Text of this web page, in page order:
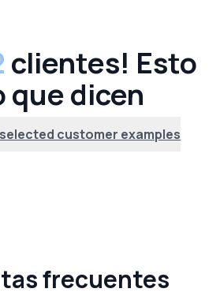
clientes! Esto
que dicen
customer examples
frecuentes